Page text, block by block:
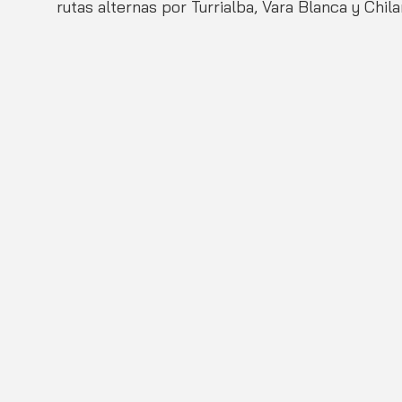
rutas alternas por Turrialba, Vara Blanca y